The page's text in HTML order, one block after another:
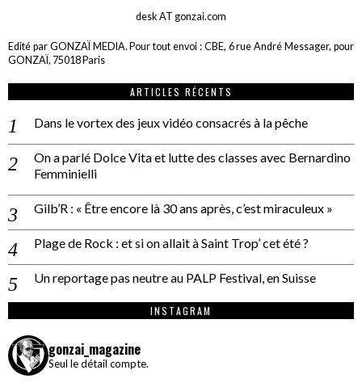
desk AT gonzai.com
Edité par GONZAÏ MEDIA. Pour tout envoi : CBE, 6 rue André Messager, pour
GONZAÏ, 75018 Paris
ARTICLES RÉCENTS
Dans le vortex des jeux vidéo consacrés à la pêche
On a parlé Dolce Vita et lutte des classes avec Bernardino
Femminielli
Gilb’R : « Être encore là 30 ans après, c’est miraculeux »
Plage de Rock : et si on allait à Saint Trop’ cet été ?
Un reportage pas neutre au PALP Festival, en Suisse
INSTAGRAM
gonzai_magazine
Seul le détail compte.